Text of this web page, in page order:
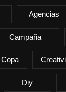
Agencias
Campaña
Copa
Diy